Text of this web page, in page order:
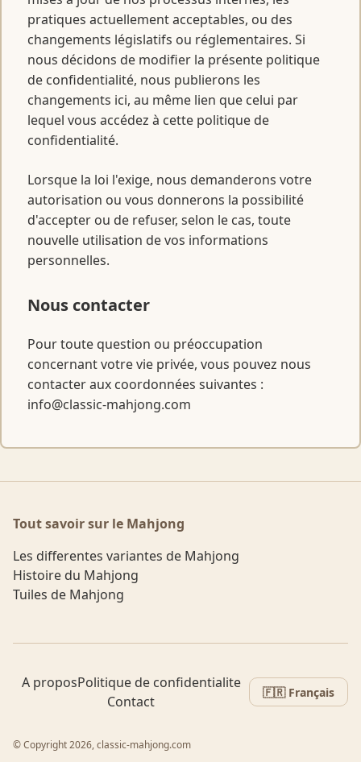
pratiques actuellement acceptables, ou des
changements législatifs ou réglementaires. Si
nous décidons de modifier la présente politique
de confidentialité, nous publierons les
changements ici, au même lien que celui par
lequel vous accédez à cette politique de
confidentialité.
Lorsque la loi l'exige, nous demanderons votre
autorisation ou vous donnerons la possibilité
d'accepter ou de refuser, selon le cas, toute
nouvelle utilisation de vos informations
personnelles.
Nous contacter
Pour toute question ou préoccupation
concernant votre vie privée, vous pouvez nous
contacter aux coordonnées suivantes :
info@classic-mahjong.com
Tout savoir sur le Mahjong
Les differentes variantes de Mahjong
Histoire du Mahjong
Tuiles de Mahjong
A proposPolitique de confidentialite
Contact
🇫🇷 Français
© Copyright 2026, classic-mahjong.com